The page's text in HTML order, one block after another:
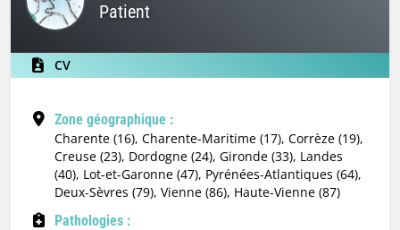
Patient
CV
Zone géographique :
Charente (16), Charente-Maritime (17), Corrèze (19),
Creuse (23), Dordogne (24), Gironde (33), Landes
(40), Lot-et-Garonne (47), Pyrénées-Atlantiques (64),
Deux-Sèvres (79), Vienne (86), Haute-Vienne (87)
Pathologies :